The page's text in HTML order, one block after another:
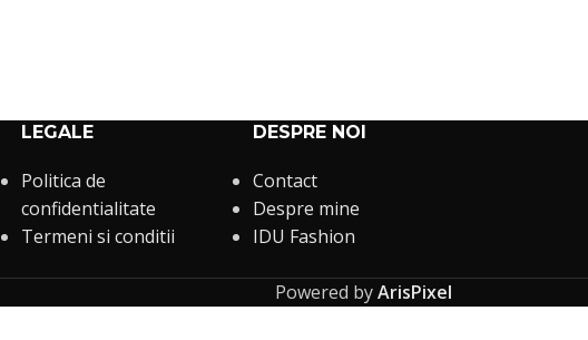
LEGALE
Politica de
confidentialitate
Termeni si conditii
DESPRE NOI
Contact
Despre mine
IDU Fashion
Powered byArisPixel